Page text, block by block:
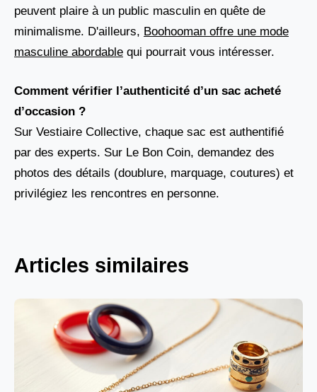
peuvent plaire à un public masculin en quête de
minimalisme. D'ailleurs, Boohooman offre une mode
masculine abordable qui pourrait vous intéresser.
Comment vérifier l’authenticité d’un sac acheté
d’occasion ?
Sur Vestiaire Collective, chaque sac est authentifié
par des experts. Sur Le Bon Coin, demandez des
photos des détails (doublure, marquage, coutures) et
privilégiez les rencontres en personne.
Articles similaires